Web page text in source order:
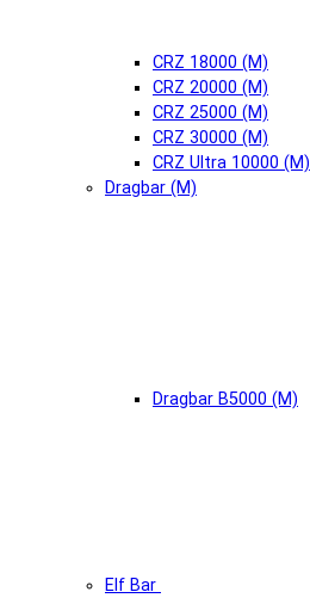
CRZ 18000 (М)
CRZ 20000 (М)
CRZ 25000 (М)
CRZ 30000 (М)
CRZ Ultra 10000 (М)
Dragbar (М)
Dragbar B5000 (М)
Elf Bar